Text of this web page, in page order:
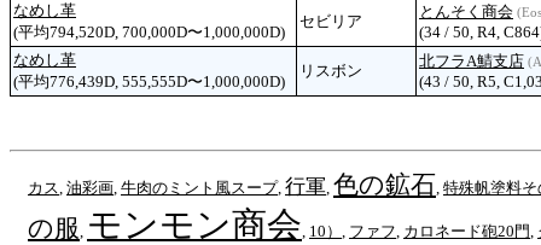
なめし革
(平均794,520D, 700,000D〜1,000,000D)
セビリア
とんそく商会
(34 / 50, R4,
なめし革
(平均776,439D, 555,555D〜1,000,000D)
リスボン
北フラA鯖支店
(43 / 50, R5,
カス 油彩画 牛肉のミント風スープ, 行軍 色の鉱石 特殊帆塗料そ
の服 モンモン商会 10） ファフ カロネード砲20門